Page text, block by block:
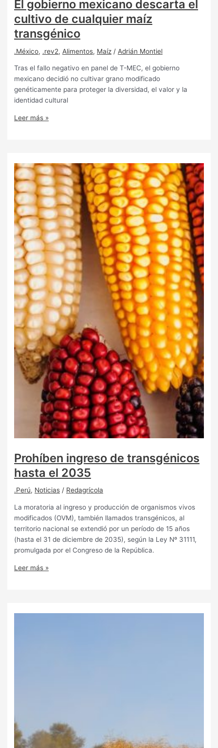
El gobierno mexicano descarta el
cultivo de cualquier maíz
transgénico
.México, .rev2, Alimentos, Maíz / Adrián Montiel
Tras el fallo negativo en panel de T-MEC, el gobierno
mexicano decidió no cultivar grano modificado
genéticamente para proteger la diversidad, el valor y la
identidad cultural
Leer más »
Prohíben ingreso de transgénicos
hasta el 2035
.Perú, Noticias / Redagrícola
La moratoria al ingreso y producción de organismos vivos
modificados (OVM), también llamados transgénicos, al
territorio nacional se extendió por un período de 15 años
(hasta el 31 de diciembre de 2035), según la Ley Nº 31111,
promulgada por el Congreso de la República.
Leer más »